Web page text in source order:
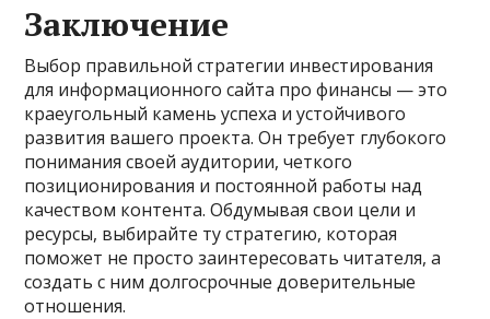
Заключение
Выбор правильной стратегии инвестирования
для информационного сайта про финансы — это
краеугольный камень успеха и устойчивого
развития вашего проекта. Он требует глубокого
понимания своей аудитории, четкого
позиционирования и постоянной работы над
качеством контента. Обдумывая свои цели и
ресурсы, выбирайте ту стратегию, которая
поможет не просто заинтересовать читателя, а
создать с ним долгосрочные доверительные
отношения.